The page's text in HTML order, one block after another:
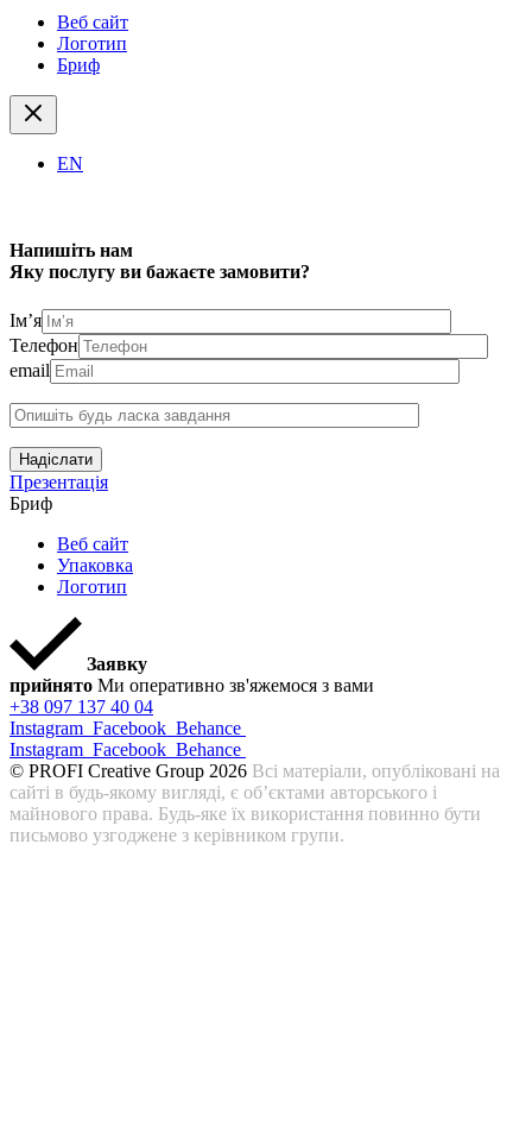
Веб сайт
Логотип
Бриф
EN
Напишіть нам
Яку послугу ви бажаєте замовити?
Ім’я
Телефон
email
Надіслати
Презентація
Бриф
Веб сайт
Упаковка
Логотип
Заявку
прийнято Ми оперативно зв'яжемося з вами
+38 097 137 40 04
Instagram Facebook Behance
Instagram Facebook Behance
© PROFI Creative Group 2026 Всі матеріали, опубліковані на
сайті в будь-якому вигляді, є об’єктами авторського і
майнового права. Будь-яке їх використання повинно бути
письмово узгоджене з керівником групи.